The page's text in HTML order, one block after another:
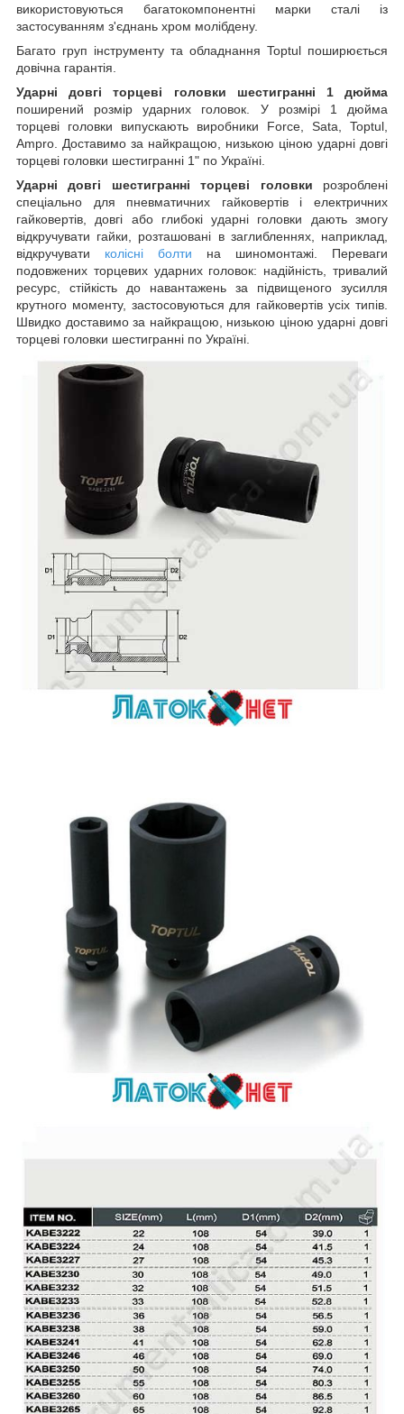
використовуються багатокомпонентні марки сталі із
застосуванням з'єднань хром молібдену.
Багато груп інструменту та обладнання Toptul поширюється
довічна гарантія.
Ударні довгі торцеві головки шестигранні 1 дюйма
поширений розмір ударних головок. У розмірі 1 дюйма
торцеві головки випускають виробники Force, Sata, Toptul,
Ampro. Доставимо за найкращою, низькою ціною ударні довгі
торцеві головки шестигранні 1" по Україні.
Ударні довгі шестигранні торцеві головки розроблені
спеціально для пневматичних гайковертів і електричних
гайковертів, довгі або глибокі ударні головки дають змогу
відкручувати гайки, розташовані в заглибленнях, наприклад,
відкручувати колісні болти на шиномонтажі. Переваги
подовжених торцевих ударних головок: надійність, тривалий
ресурс, стійкість до навантажень за підвищеного зусилля
крутного моменту, застосовуються для гайковертів усіх типів.
Швидко доставимо за найкращою, низькою ціною ударні довгі
торцеві головки шестигранні по Україні.